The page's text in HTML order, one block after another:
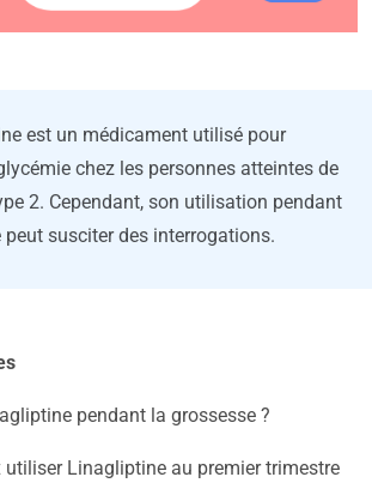
est un médicament utilisé pour
chez les personnes atteintes de
2. Cependant, son utilisation pendant
peut susciter des interrogations.
pendant la grossesse ?
utiliser Linagliptine au premier trimestre